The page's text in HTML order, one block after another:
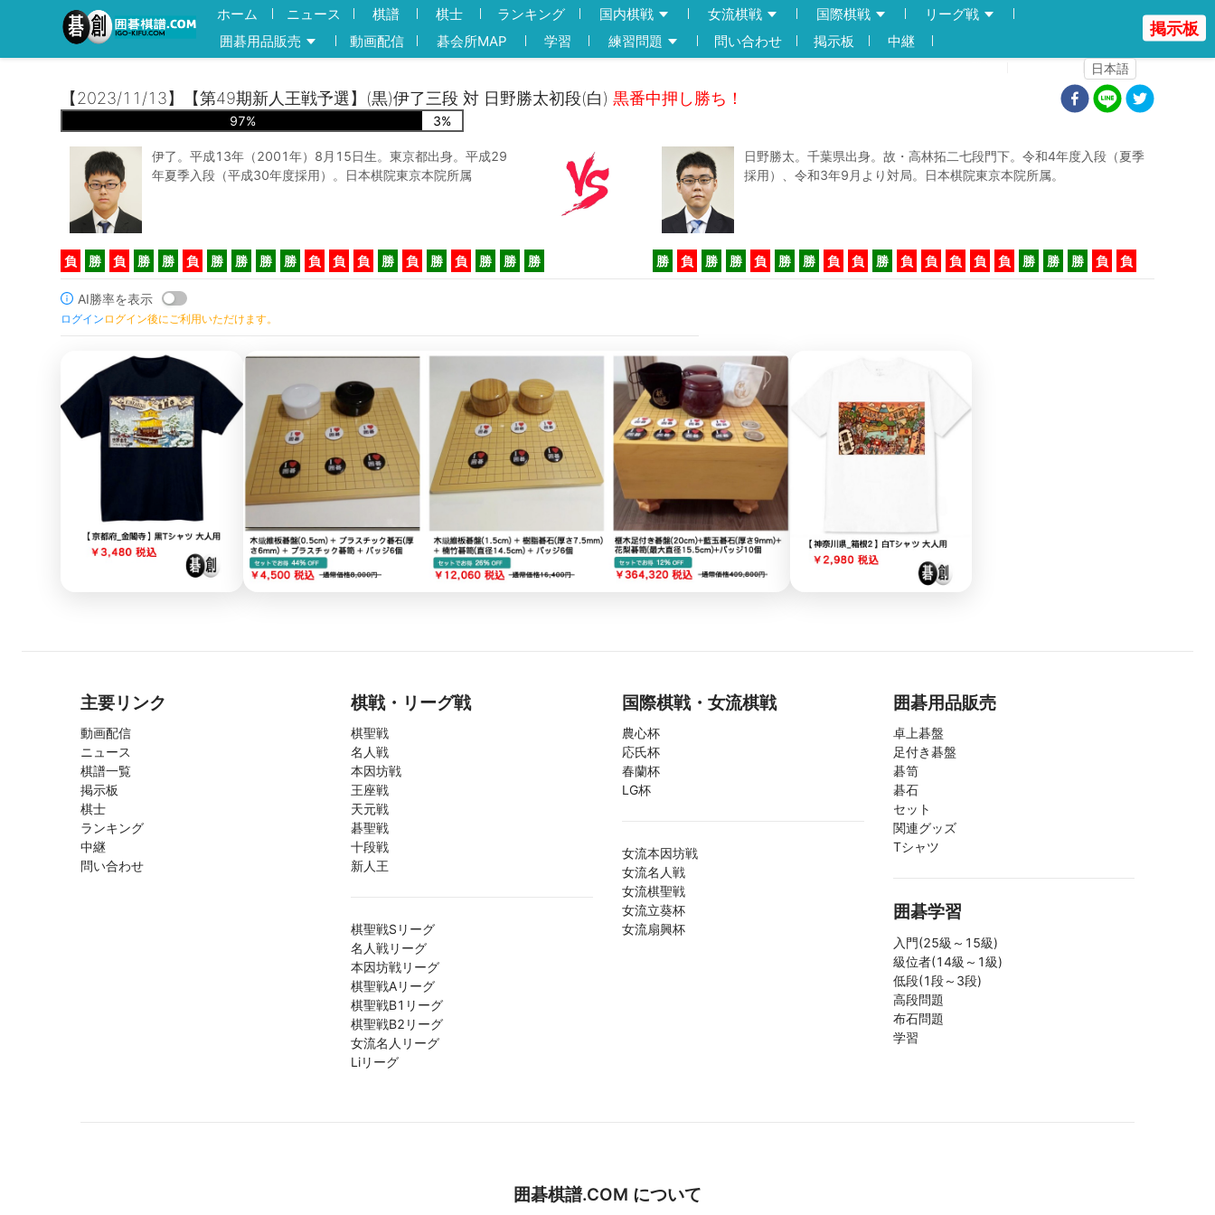
ホーム ニュース 棋譜 棋士 ランキング 国内棋戦 女流棋戦 国際棋戦
リーグ戦
囲碁用品販売
動画配信 碁会所MAP 学習 練習問題 問い合わせ 掲示板
中継
日本語
掲示板
【2023/11/13】【第49期新人王戦予選】(黒)伊了三段 対 日野勝太初段(白)黒番中押し勝ち！
97% 3%
伊了。平成13年（2001年）8月15日生。東京都出身。平成29
年夏季入段（平成30年度採用）。日本棋院東京本院所属
日野勝太。千葉県出身。故・高林拓二七段門下。令和4年度入段（夏季
採用）、令和3年9月より対局。日本棋院東京本院所属。
負 勝 負 勝 勝 負 勝 勝 勝 勝 負 負 負 勝 負 勝 負 勝 勝 勝 勝 負 勝 勝 負 勝 勝 負 負 勝 負 負 負 負 負 勝 勝 勝 負 負
AI勝率を表示
ログイン ログイン後にご利用いただけます。
主要リンク
動画配信
ニュース
棋譜一覧
掲示板
棋士
ランキング
中継
問い合わせ
棋戦・リーグ戦
棋聖戦
名人戦
本因坊戦
王座戦
天元戦
碁聖戦
十段戦
新人王
棋聖戦Sリーグ
名人戦リーグ
本因坊戦リーグ
棋聖戦Aリーグ
棋聖戦B1リーグ
棋聖戦B2リーグ
女流名人リーグ
Liリーグ
国際棋戦・女流棋戦
農心杯
応氏杯
春蘭杯
LG杯
女流本因坊戦
女流名人戦
女流棋聖戦
女流立葵杯
女流扇興杯
囲碁用品販売
卓上碁盤
足付き碁盤
碁笥
碁石
セット
関連グッズ
Tシャツ
囲碁学習
入門(25級～15級)
級位者(14級～1級)
低段(1段～3段)
高段問題
布石問題
学習
囲碁棋譜.COM について